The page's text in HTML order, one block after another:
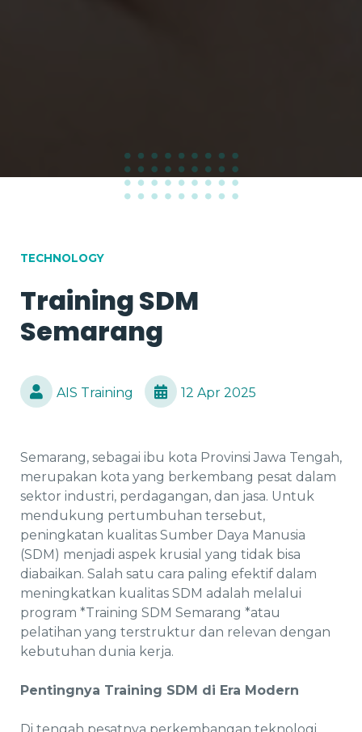
TECHNOLOGY
Training SDM
Semarang
AIS Training 12 Apr 2025
Semarang, sebagai ibu kota Provinsi Jawa Tengah,
merupakan kota yang berkembang pesat dalam
sektor industri, perdagangan, dan jasa. Untuk
mendukung pertumbuhan tersebut,
peningkatan kualitas Sumber Daya Manusia
(SDM) menjadi aspek krusial yang tidak bisa
diabaikan. Salah satu cara paling efektif dalam
meningkatkan kualitas SDM adalah melalui
program *Training SDM Semarang *atau
pelatihan yang terstruktur dan relevan dengan
kebutuhan dunia kerja.
Pentingnya Training SDM di Era Modern